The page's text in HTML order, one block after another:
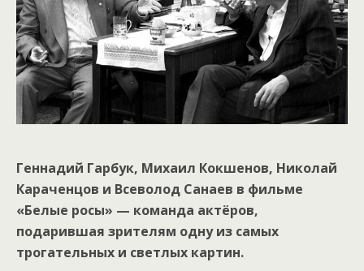
Геннадий Гарбук, Михаил Кокшенов, Николай
Караченцов и Всеволод Санаев в фильме
«Белые росы» — команда актёров,
подарившая зрителям одну из самых
трогательных и светлых картин.